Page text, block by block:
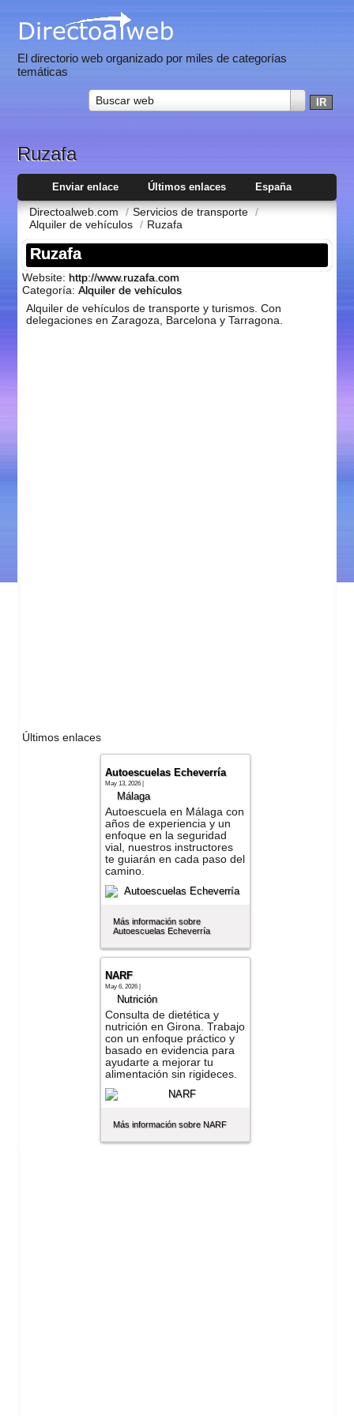
El directorio web organizado por miles de categorías
temáticas
Buscar web
Ruzafa
Enviar enlace Últimos enlaces España
Directoalweb.com / Servicios de transporte /
Alquiler de vehí­culos / Ruzafa
Ruzafa
Website: http://www.ruzafa.com
Categoría:Alquiler de vehí­culos
Alquiler de vehí­culos de transporte y turismos. Con
delegaciones en Zaragoza, Barcelona y Tarragona.
Últimos enlaces
Autoescuelas Echeverría
May 13, 2026 |
Málaga
Autoescuela en Málaga con
años de experiencia y un
enfoque en la seguridad
vial, nuestros instructores
te guiarán en cada paso del
camino.
Más información sobre
Autoescuelas Echeverría
NARF
May 6, 2026 |
Nutrición
Consulta de dietética y
nutrición en Girona. Trabajo
con un enfoque práctico y
basado en evidencia para
ayudarte a mejorar tu
alimentación sin rigideces.
Más información sobre NARF